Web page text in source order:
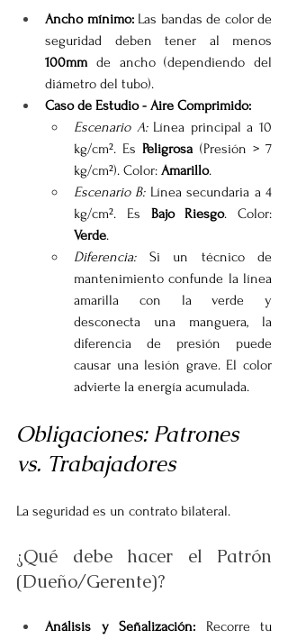
Ancho mínimo: Las bandas de color de
100mm de ancho (dependiendo del
diámetro del tubo).
Caso de Estudio - Aire Comprimido:
Escenario A: Línea principal a 10
kg/cm². Es Peligrosa (Presión > 7
kg/cm²). Color: Amarillo.
Escenario B: Línea secundaria a 4
kg/cm². Es Bajo Riesgo
Verde.
Diferencia: Si un técnico de
mantenimiento confunde la línea
amarilla con la verde y
desconecta una manguera, la
diferencia de presión puede
causar una lesión grave. El color
advierte la energía acumulada.
Obligaciones: Patrones
vs. Trabajadores
La seguridad es un contrato bilateral.
¿Qué debe hacer el Patrón
(Dueño/Gerente)?
Análisis y Señalización: Recorre tu